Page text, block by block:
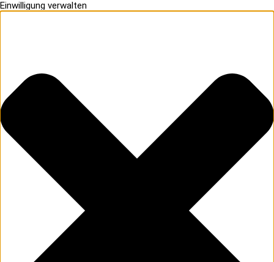
Einwilligung verwalten